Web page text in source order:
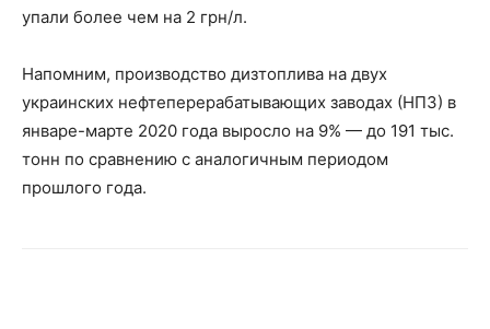
упали более чем на 2 грн/л.
Напомним, производство дизтоплива на двух
украинских нефтеперерабатывающих заводах (НПЗ) в
январе-марте 2020 года выросло на 9% — до 191 тыс.
тонн по сравнению с аналогичным периодом
прошлого года.